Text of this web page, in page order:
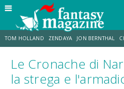
TOM HOLLAND ZENDAYA JON BERNTHAL
STRANIMONDI LUCCA COMICS & GAMES
Le Cronache di
la strega e